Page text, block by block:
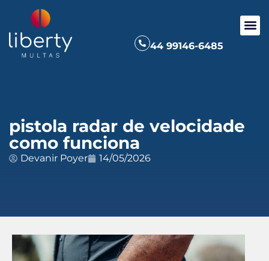
44 99146-6485
pistola radar de velocidade
como funciona
Devanir Poyer 14/05/2026